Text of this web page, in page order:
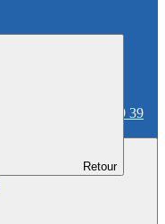
06 59 36 59 39
Retour